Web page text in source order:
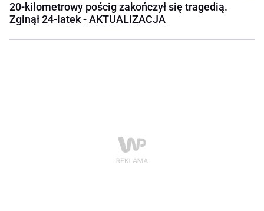
20-kilometrowy pościg zakończył się tragedią.
Zginął 24-latek - AKTUALIZACJA